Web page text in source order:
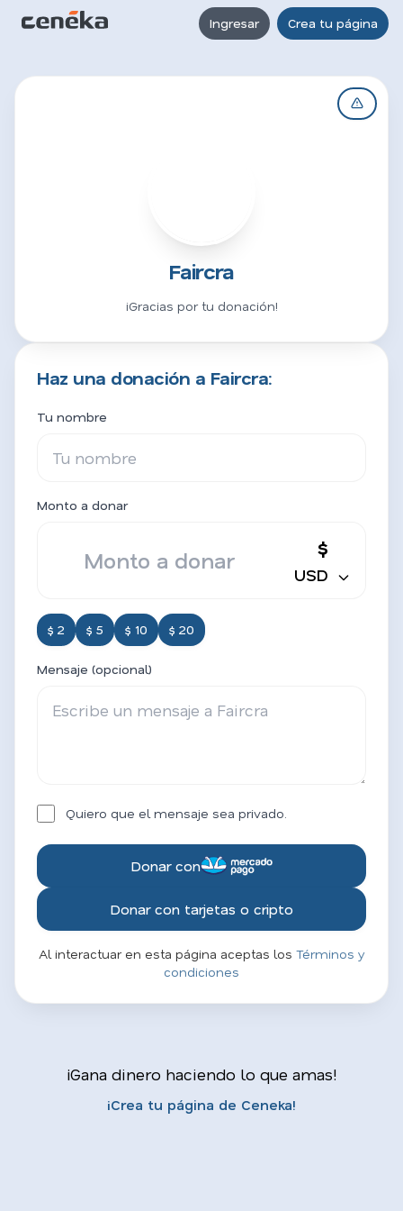
Ingresar Crea tu página
Faircra
¡Gracias por tu donación!
Haz una donación a Faircra:
Tu nombre
Monto a donar
$
USD
$ 2 $ 5 $ 10 $ 20
Mensaje (opcional)
Quiero que el mensaje sea privado.
Donar con
Donar con tarjetas o cripto
Al interactuar en esta página aceptas los Términos y
condiciones
¡Gana dinero haciendo lo que amas!
¡Crea tu página de Ceneka!